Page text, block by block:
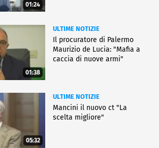
01:24
01:38
ULTIME NOTIZIE
Il procuratore di Palermo
Maurizio de Lucia: "Mafia a
caccia di nuove armi"
05:32
ULTIME NOTIZIE
Mancini il nuovo ct "La
scelta migliore"